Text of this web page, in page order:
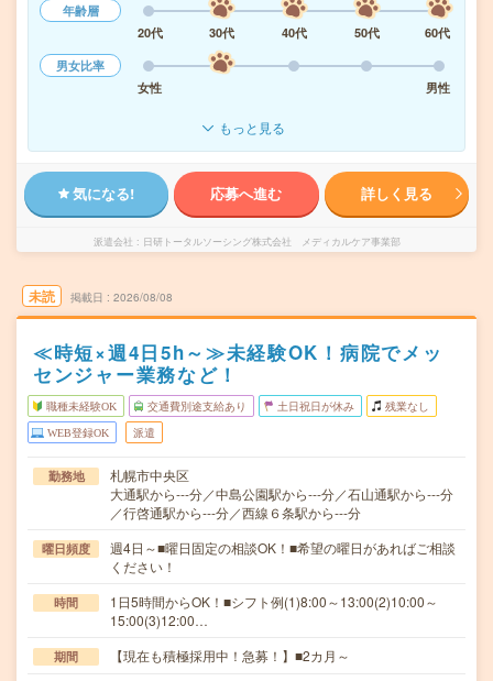
年齢層
20代
30代 40代 50代
60代
男女比率
女性
男性
もっと見る
気になる! 応募へ進む 詳しく見る
派遣会社 日研トータルソーシング株式会社 メディカルケア事業部
未読 掲載日 2026/08/08
≪時短×週4日5h～≫未経験OK！病院でメッ
センジャー業務など！
職種未経験OK 交通費別途支給あり 土日祝日が休み 残業なし
WEB登録OK 派遣
勤務地
札幌市中央区
大通駅から---分／中島公園駅から---分／石山通駅から---分
／行啓通駅から---分／西線６条駅から---分
曜日頻度
週4日～■曜日固定の相談OK！■希望の曜日があればご相談
ください！
時間
1日5時間からOK！■シフト例(1)8:00～13:00(2)10:00～
15:00(3)12:00…
期間 【現在も積極採用中！急募！】■2カ月～